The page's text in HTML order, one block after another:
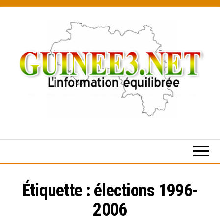
content
Étiquette : élections 1996-
2006